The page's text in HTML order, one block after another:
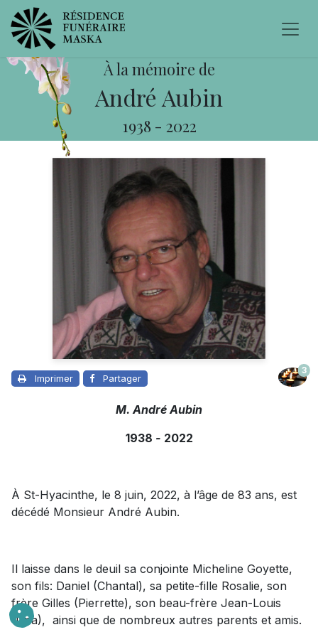
À la mémoire de
André Aubin
1938 - 2022
Imprimer Partager
3
M. André Aubin
1938 - 2022
À St-Hyacinthe, le 8 juin, 2022, à l’âge de 83 ans, est
décédé Monsieur André Aubin.
Il laisse dans le deuil sa conjointe Micheline Goyette,
son fils: Daniel (Chantal), sa petite-fille Rosalie, son
frère Gilles (Pierrette), son beau-frère Jean-Louis
(Lina), ainsi que de nombreux autres parents et amis.